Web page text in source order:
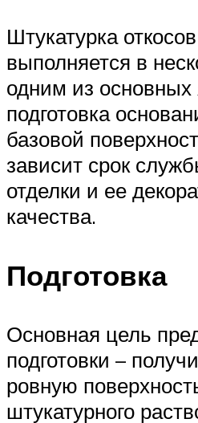
Штукатурка
выполняется в
одним из основных
подготовка
базовой
зависит срок
отделки и ее
качества.
Подготовка
Основная цель
подготовки –
ровную
штукатурного